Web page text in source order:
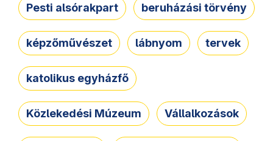
Pesti alsórakpart beruházási törvény
képzőművészet lábnyom tervek
katolikus egyházfő
Közlekedési Múzeum Vállalkozások